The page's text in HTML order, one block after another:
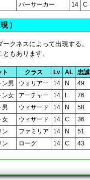
バーサーカー 14 C
）
クネスによって出現する。
もあります。
ト クラス Lv AL
忠誠
ン男
ウォリアー 14 N
49
ン女
アーチャー 14 L
76
男
ウィザード 14 N
58
女
ウィザード 14 C
36
ン
ファミリア 14 N
51
ン
ローグ 14 C 43